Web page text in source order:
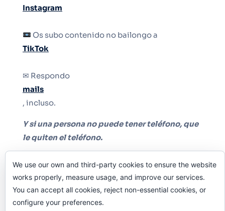
Instagram
Os subo contenido no bailongo a
TikTok
✉ Respondo
mails
, incluso.
Y si una persona no puede tener teléfono, que
le quiten el teléfono.
We use our own and third-party cookies to ensure the website
works properly, measure usage, and improve our services.
You can accept all cookies, reject non-essential cookies, or
configure your preferences.